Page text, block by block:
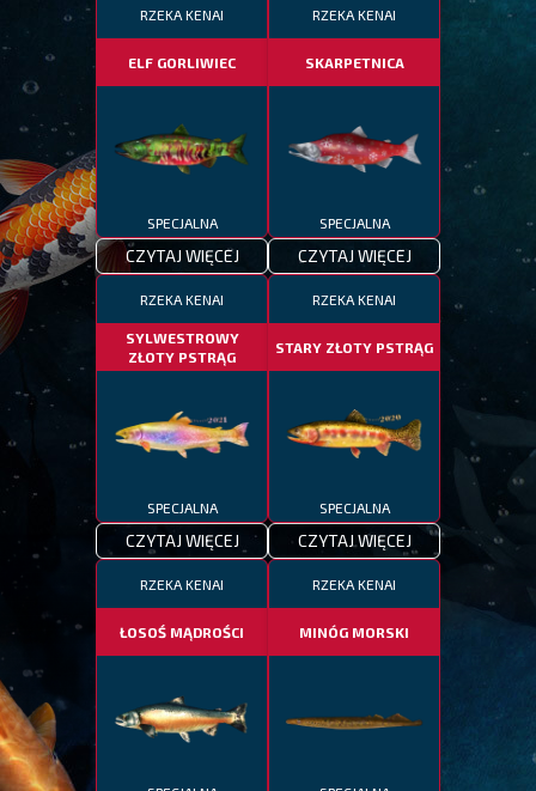
RZEKA KENAI
ELF GORLIWIEC
SPECJALNA
CZYTAJ WIĘCEJ
RZEKA KENAI
SKARPETNICA
SPECJALNA
CZYTAJ WIĘCEJ
RZEKA KENAI
SYLWESTROWY
ZŁOTY PSTRĄG
SPECJALNA
CZYTAJ WIĘCEJ
RZEKA KENAI
STARY ZŁOTY PSTRĄG
SPECJALNA
CZYTAJ WIĘCEJ
RZEKA KENAI
ŁOSOŚ MĄDROŚCI
RZEKA KENAI
MINÓG MORSKI